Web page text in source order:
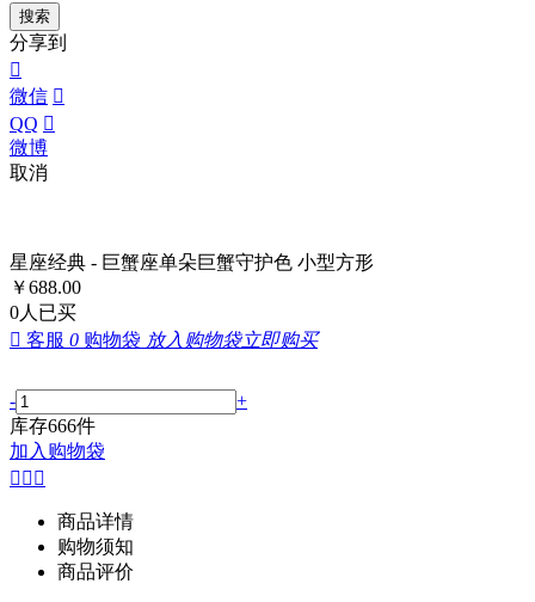
搜索
分享到

微信 
QQ 
微博
取消
星座经典 - 巨蟹座单朵巨蟹守护色 小型方形
￥688.00
0人已买
 客服 0 购物袋 放入购物袋立即购买
-
+
库存666件
加入购物袋
  
商品详情
购物须知
商品评价